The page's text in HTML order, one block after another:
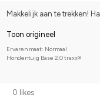
Makkelijk aan te trekken!
Toon origineel
Ervaren maat: Normaal
Hondentuig Base 2.0 traxx®
0 likes